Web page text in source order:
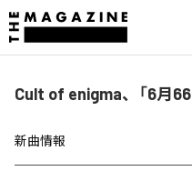
Cult of enigma、「6月
新曲情報